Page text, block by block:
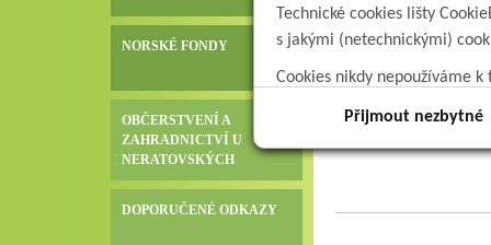
NORSKÉ FONDY
OBČERSTVENÍ A
ZAHRADNICTVÍ U
NERATOVSKÝCH
DOPORUČENÉ ODKAZY
úrovni vedení
zúčastnila
s péčí o
Ministerstvem
aktivně se
VZMR –
Technické cookies lišty
s jakými (netechnickými)
Cookies nikdy nepoužíváme
Přijmout nezbytné